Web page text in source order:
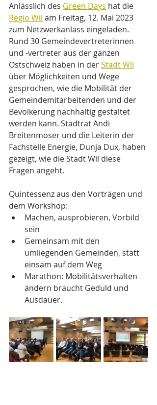
Anlässlich des Green Days hat die
Regio Wil am Freitag, 12. Mai 2023
zum Netzwerkanlass eingeladen.
Rund 30 Gemeindevertreterinnen
und -vertreter aus der ganzen
Ostschweiz haben in der Stadt Wil
über Möglichkeiten und Wege
gesprochen, wie die Mobilität der
Gemeindemitarbeitenden und der
Bevölkerung nachhaltig gestaltet
werden kann. Stadtrat Andi
Breitenmoser und die Leiterin der
Fachstelle Energie, Dunja Dux, haben
gezeigt, wie die Stadt Wil diese
Fragen angeht.
Quintessenz aus den Vorträgen und
dem Workshop:
Machen, ausprobieren, Vorbild
sein
Gemeinsam mit den
umliegenden Gemeinden, statt
einsam auf dem Weg
Marathon: Mobilitätsverhalten
ändern braucht Geduld und
Ausdauer.